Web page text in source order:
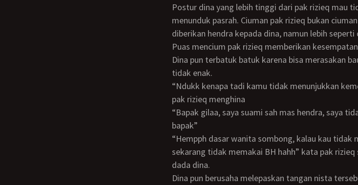
Postur dina yang lebih tinggi dari pak rizieq mau tidak mau harus membuat dina
menunduk pasrah. Ciuman pak rizieq bukan
diberikan hendra kepada dina, namun lebih seperti
Puas mencium pak rizieq memberikan
Dina pun terbatuk batuk karena bisa merasakan bau mulut pak rizieq yang sangat
tidak enak.
“Ndukk kenapa tadi kamu tidak menunjukkan kemesraan kita di depan umum” kata
pak rizieq menghina
“Bapak gilaa, saya suami sah mas hendra, saya tidak akan pernah cinta atau mesra ke
bapak”
“Hempph dasar wanita sombong, kalau kau tidak mencintaiku mengapa kamu
sekarang tidak memakai BH hahh” kata pak
dada dina.
Dina pun berusaha melepaskan tangan nista tersebut namun tenaga pak rizieq jauh